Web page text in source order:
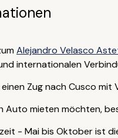
Alejandro Velasco
internationalen
einen Zug nach Cusco
Auto mieten möchten,
- Mai bis Oktober ist